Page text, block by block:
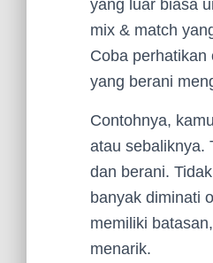
yang luar biasa
mix & match
Coba
yang berani
Contohnya,
atau sebaliknya.
dan berani.
banyak diminati
memiliki
menarik.